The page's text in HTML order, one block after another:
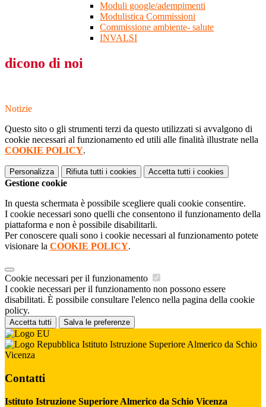
Moduli google/adempimenti
Modulistica Commissioni
Commissione ambiente- salute
INVALSI
dicono di noi
Notizie
Questo sito o gli strumenti terzi da questo utilizzati si avvalgono di
cookie necessari al funzionamento ed utili alle finalità illustrate nella
COOKIE POLICY.
Personalizza Rifiuta tutti i cookies Accetta tutti i cookies
Gestione cookie
In questa schermata è possibile scegliere quali cookie consentire.
I cookie necessari sono quelli che consentono il funzionamento della
piattaforma e non è possibile disabilitarli.
Per conoscere quali sono i cookie necessari al funzionamento potete
visionare la COOKIE POLICY.
Cookie necessari per il funzionamento
I cookie necessari per il funzionamento non possono essere
disabilitati. È possibile consultare l'elenco nella pagina della cookie
policy.
Accetta tutti Salva le preferenze
Istituto Istruzione Superiore Almerico da Schio
Vicenza
Contatti
Istituto Istruzione Superiore Almerico da Schio Vicenza